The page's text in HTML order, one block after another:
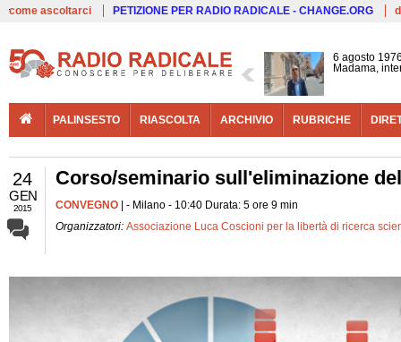
come ascoltarci PETIZIONE PER RADIO RADICALE - CHANGE.ORG
6 agosto
Madama,
PALINSESTO RIASCOLTA ARCHIVIO RUBRICHE
24
GEN
2015
Corso/seminario sull'eliminazione
CONVEGNO | - Milano - 10:40 Durata: 5 ore 9 min
Organizzatori: Associazione Luca Coscioni per la libertà di ricerca